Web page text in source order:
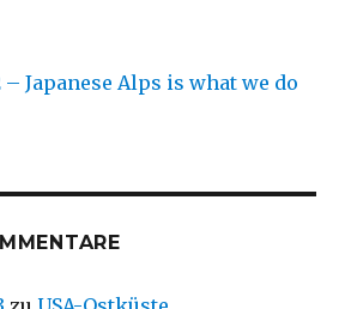
– Japanese Alps is what we do